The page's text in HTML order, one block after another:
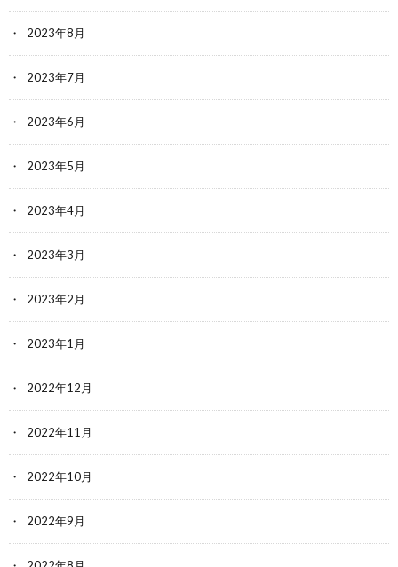
2023年8月
2023年7月
2023年6月
2023年5月
2023年4月
2023年3月
2023年2月
2023年1月
2022年12月
2022年11月
2022年10月
2022年9月